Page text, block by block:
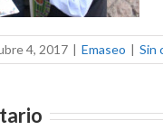
4, 2017 | Emaseo | Sin